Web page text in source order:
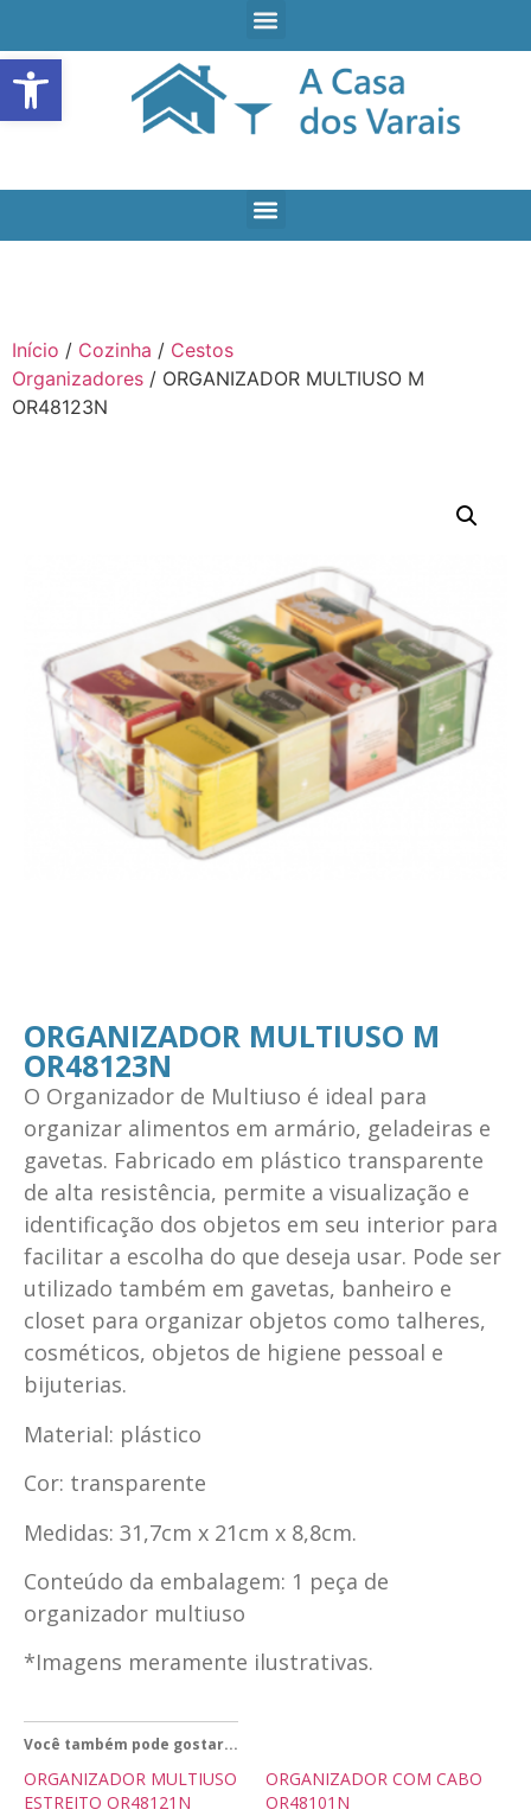
Open toolbar
Início / Cozinha / Cestos
Organizadores / ORGANIZADOR MULTIUSO M
OR48123N
ORGANIZADOR MULTIUSO M
OR48123N
O Organizador de Multiuso é ideal para
organizar alimentos em armário, geladeiras e
gavetas. Fabricado em plástico transparente
de alta resistência, permite a visualização e
identificação dos objetos em seu interior para
facilitar a escolha do que deseja usar. Pode ser
utilizado também em gavetas, banheiro e
closet para organizar objetos como talheres,
cosméticos, objetos de higiene pessoal e
bijuterias.
Material: plástico
Cor: transparente
Medidas: 31,7cm x 21cm x 8,8cm.
Conteúdo da embalagem: 1 peça de
organizador multiuso
*Imagens meramente ilustrativas.
Você também pode gostar...
ORGANIZADOR MULTIUSO
ESTREITO OR48121N
ORGANIZADOR COM CABO
OR48101N